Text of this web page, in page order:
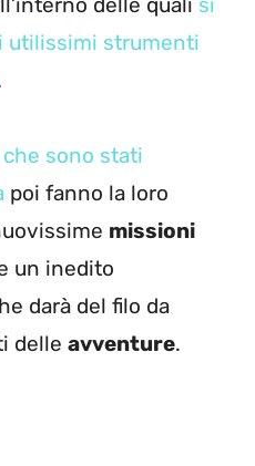
utilissimi strumenti
sono stati
poi fanno la loro
missioni
un inedito
darà del filo da
delle avventure.